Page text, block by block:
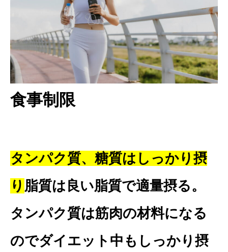
食事制限
タンパク質、糖質はしっかり摂
り 脂質は良い脂質で適量摂る。
タンパク質は筋肉の材料になる
のでダイエット中もしっかり摂